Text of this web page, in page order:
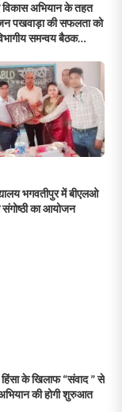
विकास अभियान के तहत
पखवाड़ा की सफलता को
समन्वय बैठक
भगवतीपुर में बीएलओ
का आयोजन
के खिलाफ “संवाद ” से
की होगी शुरुआत